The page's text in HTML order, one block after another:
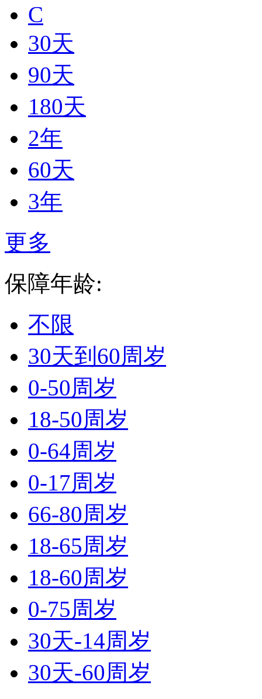
C
30天
90天
180天
2年
60天
3年
更多
保障年龄:
不限
30天到60周岁
0-50周岁
18-50周岁
0-64周岁
0-17周岁
66-80周岁
18-65周岁
18-60周岁
0-75周岁
30天-14周岁
30天-60周岁